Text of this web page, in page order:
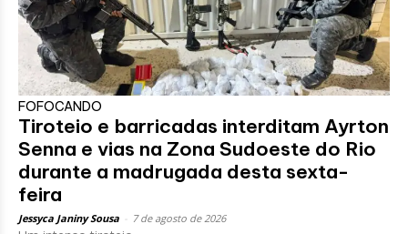
FOFOCANDO
Tiroteio e barricadas interditam Ayrton
Senna e vias na Zona Sudoeste do Rio
durante a madrugada desta sexta-
feira
Jessyca Janiny Sousa 7 de agosto de 2026